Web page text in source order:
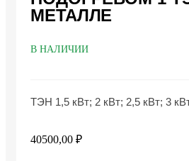
МЕТАЛЛЕ
В НАЛИЧИИ
ТЭН 1,5 кВт; 2 кВт; 2,5 кВт; 3
40500,00 ₽